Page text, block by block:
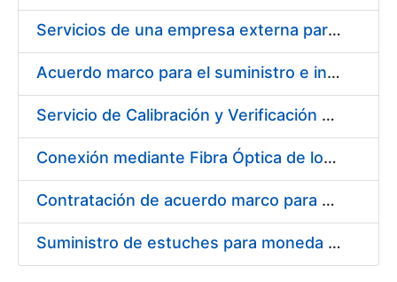
Servicios de una empresa externa para el asesoramiento y resolución de los recursos de alzada que se presentan relacionados con procesos de selección para la FNMT-RCM
Acuerdo marco para el suministro e instalación de persianas, estores y otros complementos
Servicio de Calibración y Verificación Externa de los Equipos de Medición del Servicio de Prevención de la FNMT-RCM
Conexión mediante Fibra Óptica de los Centros de Proceso de Datos (CPDs) de las sedes de la FNMT-RCM de Burgos y Madrid
Contratación de acuerdo marco para el Suministro de Material de Electricidad para la Fábrica Nacional de Moneda y Timbre-Real Casa de la Moneda en su centro de trabajo de Burgos
Suministro de estuches para moneda de 30 €